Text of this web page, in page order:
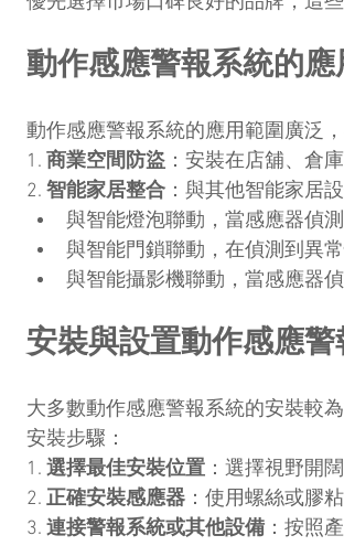
動作感應警報系統的應
動作感應警報系統的應用範圍廣泛
1. 商業空間防盜 ：安裝在店舖、倉
2. 智能家居整合 ：與其他智能家居
與智能燈泡聯動，當感應器偵
與智能門鎖聯動，在偵測到異
與智能攝影機聯動，當感應器
安裝與設置動作感應警
大多數動作感應警報系統的安裝較
安裝步驟：
1. 選擇最佳安裝位置 ：選擇視野開
2. 正確安裝感應器 ：使用螺絲或膠
3. 連接警報系統或其他設備 ：按照